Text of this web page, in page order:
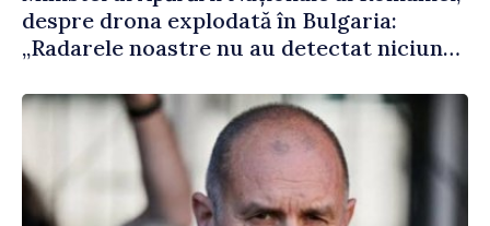
despre drona explodată în Bulgaria:
„Radarele noastre nu au detectat niciun